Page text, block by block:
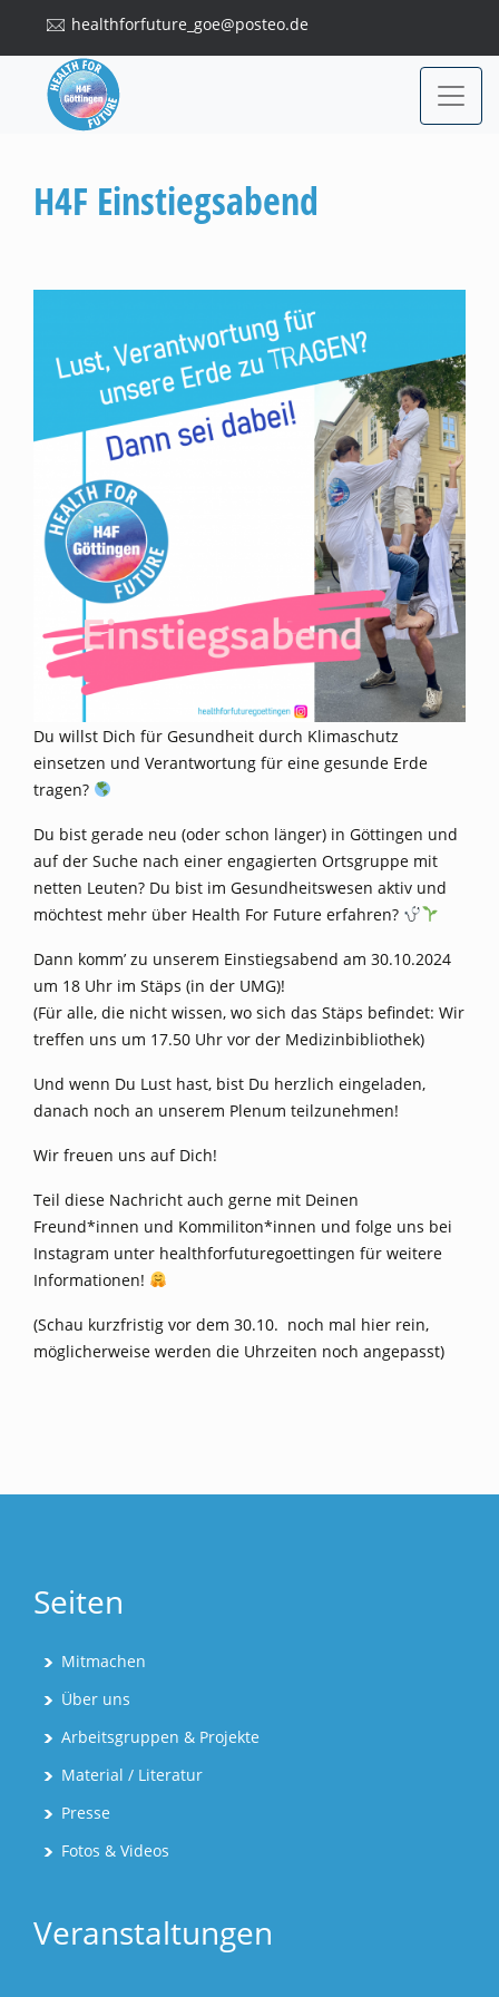
healthforfuture_goe@posteo.de
H4F Einstiegsabend
Du willst Dich für Gesundheit durch Klimaschutz
einsetzen und Verantwortung für eine gesunde Erde
tragen?
Du bist gerade neu (oder schon länger) in Göttingen und
auf der Suche nach einer engagierten Ortsgruppe mit
netten Leuten? Du bist im Gesundheitswesen aktiv und
möchtest mehr über Health For Future erfahren?
Dann komm’ zu unserem Einstiegsabend am 30.10.2024
um 18 Uhr im Stäps (in der UMG)!
(Für alle, die nicht wissen, wo sich das Stäps befindet: Wir
treffen uns um 17.50 Uhr vor der Medizinbibliothek)
Und wenn Du Lust hast, bist Du herzlich eingeladen,
danach noch an unserem Plenum teilzunehmen!
Wir freuen uns auf Dich!
Teil diese Nachricht auch gerne mit Deinen
Freund*innen und Kommiliton*innen und folge uns bei
Instagram unter healthforfuturegoettingen für weitere
Informationen!
(Schau kurzfristig vor dem 30.10. noch mal hier rein,
möglicherweise werden die Uhrzeiten noch angepasst)
Seiten
Mitmachen
Über uns
Arbeitsgruppen & Projekte
Material / Literatur
Presse
Fotos & Videos
Veranstaltungen